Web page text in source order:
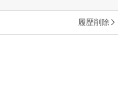
履歴削除